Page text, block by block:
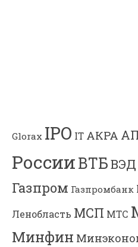
Glorax IPO IT АКРА
РоссииВТБВЭД
Газпром Газпромбанк
Ленобласть МСП МТС
Минфин